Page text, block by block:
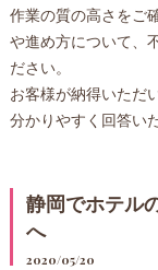
作業の質の高さをご
や進め方について、
ださい。
お客様が納得いただ
分かりやすく回答い
静岡でホテル
へ
2020/05/20